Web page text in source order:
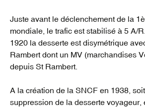
Juste avant le déclenchement de la
mondiale, le trafic est stabilisé à 5 A/
1920 la desserte est disymétrique
Rambert dont un MV (marchandises
depuis St Rambert.
A la création de la SNCF en 1938,
suppression de la desserte voyageur,